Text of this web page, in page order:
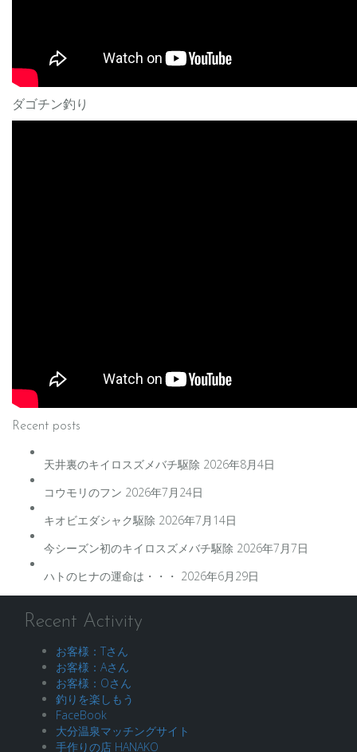
ダゴチン釣り
Recent posts
天井裏のキイロスズメバチ駆除 2026年8月4日
コウモリのフン 2026年7月24日
キオビエダシャク駆除 2026年7月14日
今シーズン初のキイロスズメバチ駆除 2026年7月7日
ハトのヒナの運命は・・・ 2026年6月29日
Recent Activity
お客様：Tさん
お客様：Aさん
お客様：Oさん
釣りを楽しもう
FaceBook
大分温泉マッチングサイト
手作りの店 HANAKO